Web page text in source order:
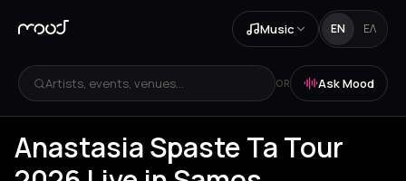
Music EN ΕΛ
Artists, events, venues... OR Ask Mood
Anastasia Spaste Ta Tour